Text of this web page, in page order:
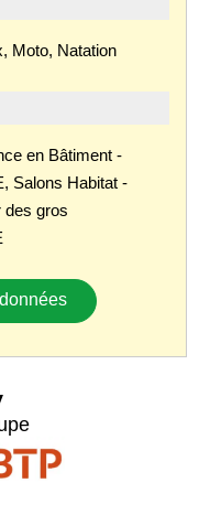
Moto, Natation
en Bâtiment -
Salons Habitat -
des gros